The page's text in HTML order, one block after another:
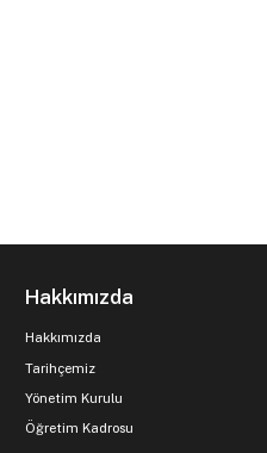
Hakkımızda
Hakkımızda
Tarihçemiz
Yönetim Kurulu
Öğretim Kadrosu